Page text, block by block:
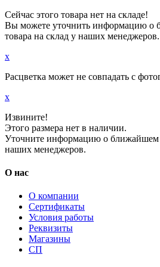
Сейчас этого товара нет на складе!
Вы можете уточнить информацию о
товара на склад у наших менеджеров.
x
Расцветка может не совпадать с
x
Извините!
Этого размера нет в наличии.
Уточните информацию о ближайшем
наших менеджеров.
О нас
О компании
Сертификаты
Условия работы
Реквизиты
Магазины
СП